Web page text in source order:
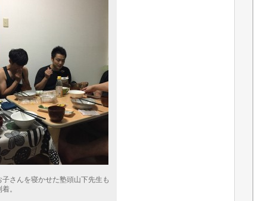
子さんを寝かせた塾頭山下先生も
。